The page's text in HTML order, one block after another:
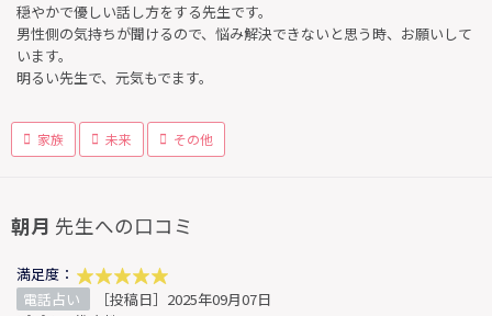
穏やかで優しい話し方をする先生です。
男性側の気持ちが聞けるので、悩み解決できないと思う時、お願いして
います。
明るい先生で、元気もでます。
家族 未来 その他
朝月 先生への口コミ
満足度：
電話占い
［投稿日］2025年09月07日